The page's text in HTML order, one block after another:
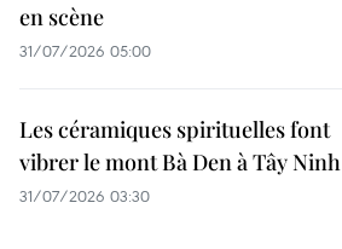
en scène
31/07/2026 05:00
Les céramiques spirituelles font
vibrer le mont Bà Den à Tây Ninh
31/07/2026 03:30